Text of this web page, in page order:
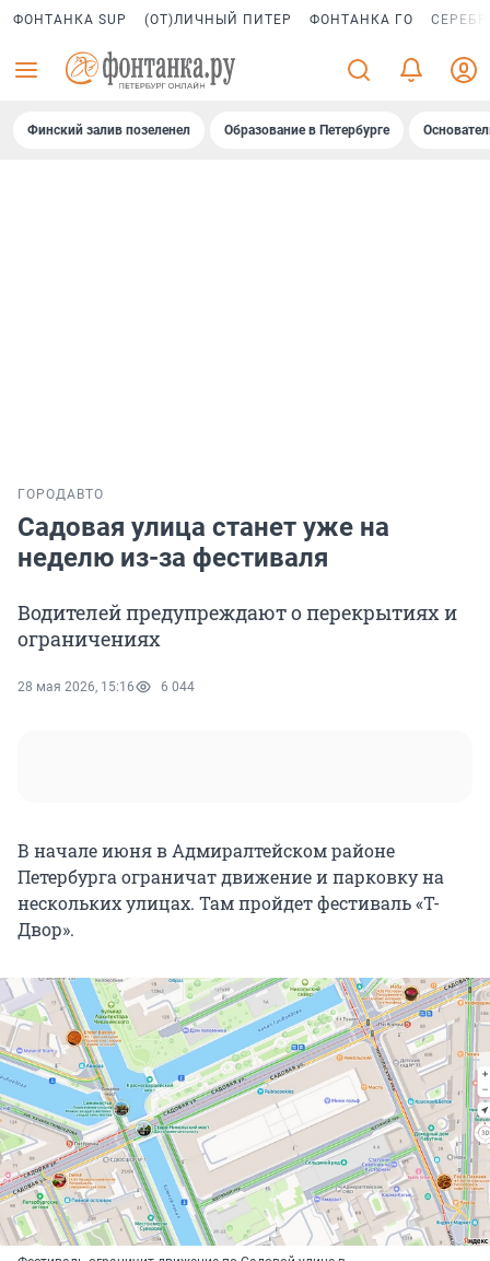
ФОНТАНКА SUP (ОТ)ЛИЧНЫЙ ПИТЕР ФОНТАНКА ГО
Финский залив позеленел Образование в Петербурге
ГОРОДАВТО
Садовая улица станет уже на
неделю из-за фестиваля
Водителей предупреждают о перекрытиях и
ограничениях
28 мая 2026, 15:16 6 044
В начале июня в Адмиралтейском районе
Петербурга ограничат движение и парковку на
нескольких улицах. Там пройдет фестиваль «Т-
Двор».